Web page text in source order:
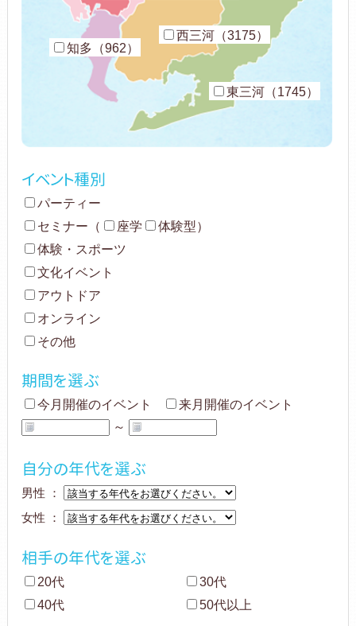
知多（962）
西三河（3175）
東三河（1745）
イベント種別
パーティー
セミナー （ 座学 体験型）
体験・スポーツ
文化イベント
アウトドア
オンライン
その他
期間を選ぶ
今月開催のイベント
来月開催のイベント
～
自分の年代を選ぶ
男性 ：
女性 ：
相手の年代を選ぶ
20代
30代
40代
50代以上